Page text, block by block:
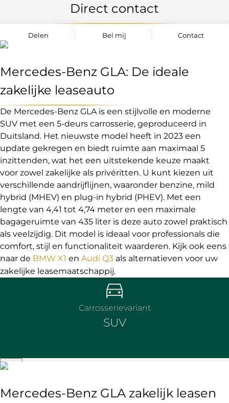
Direct contact
Delen Bel mij Contact
Mercedes-Benz GLA: De ideale
zakelijke leaseauto
De Mercedes-Benz GLA is een stijlvolle en moderne
SUV met een 5-deurs carrosserie, geproduceerd in
Duitsland. Het nieuwste model heeft in 2023 een
update gekregen en biedt ruimte aan maximaal 5
inzittenden, wat het een uitstekende keuze maakt
voor zowel zakelijke als privéritten. U kunt kiezen uit
verschillende aandrijflijnen, waaronder benzine, mild
hybrid (MHEV) en plug-in hybrid (PHEV). Met een
lengte van 4,41 tot 4,74 meter en een maximale
bagageruimte van 435 liter is deze auto zowel praktisch
als veelzijdig. Dit model is ideaal voor professionals die
comfort, stijl en functionaliteit waarderen. Kijk ook eens
naar de BMW X1 en Audi Q3 als alternatieven voor uw
zakelijke leasemaatschappij.
Carrosserievariant
SUV
Mercedes-Benz GLA zakelijk leasen